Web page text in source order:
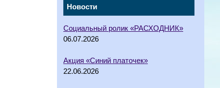
Новости
Социальный ролик «РАСХОДНИК»
06.07.2026
Акция «Синий платочек»
22.06.2026